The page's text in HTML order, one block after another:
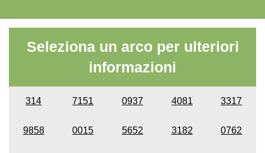
Seleziona un arco per ulteriori
informazioni
314 7151 0937 4081 3317
9858 0015 5652 3182 0762